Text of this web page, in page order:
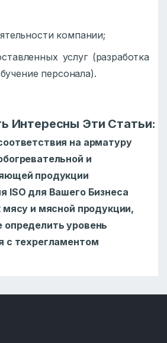
компании;
услуг (разработка
персонала).
Интересны Эти Статьи:
на арматуру
и
продукции
ISO для Вашего Бизнеса
мясу и мясной продукции,
уровень
с техрегламентом